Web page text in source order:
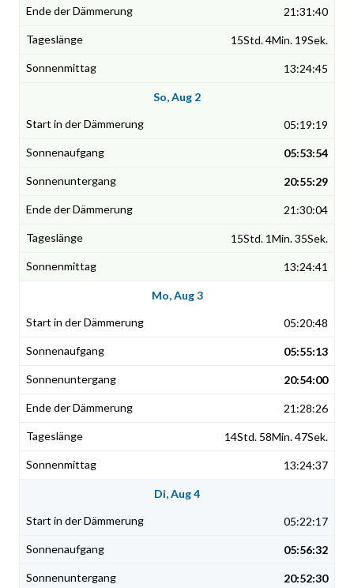
21:31:40
15Std. 4Min. 19Sek.
13:24:45
So, Aug 2
05:19:19
05:53:54
20:55:29
21:30:04
15Std. 1Min. 35Sek.
13:24:41
Mo, Aug 3
05:20:48
05:55:13
20:54:00
21:28:26
14Std. 58Min. 47Sek.
13:24:37
Di, Aug 4
05:22:17
05:56:32
20:52:30